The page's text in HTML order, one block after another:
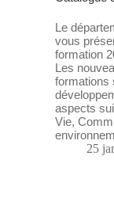
Le
vous
formation
Les
formations
aspects
Vie,
25